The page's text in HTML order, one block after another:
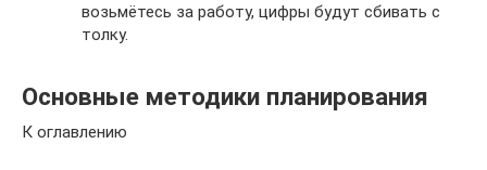
возьмётесь за работу, цифры будут сбивать с
толку.
Основные методики планирования
К оглавлению